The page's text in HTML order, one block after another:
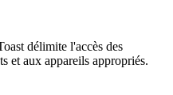
délimite l'accès des
et aux appareils appropriés.